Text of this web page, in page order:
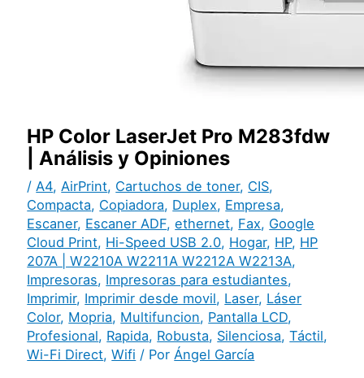
HP Color LaserJet Pro M283fdw
| Análisis y Opiniones
/A4,AirPrint, Cartuchos de toner, CIS,
Compacta, Copiadora, Duplex, Empresa,
Escaner, Escaner ADF,ethernet, Fax, Google
Cloud Print, Hi-Speed USB 2.0, Hogar, HP, HP
207A | W2210A W2211A W2212A W2213A,
Impresoras, Impresoras para estudiantes,
Imprimir, Imprimir desde movil, Laser, Láser
Color, Mopria, Multifuncion, Pantalla LCD,
Profesional, Rapida, Robusta, Silenciosa,Táctil,
Wi-Fi Direct,Wifi / PorÁngel García